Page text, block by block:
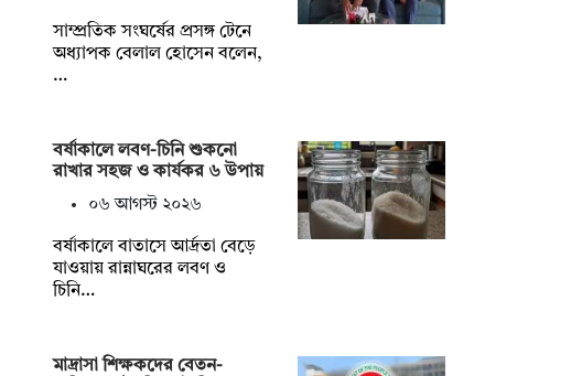
‎সাম্প্রতিক সংঘর্ষের প্রসঙ্গ টেনে
অধ্যাপক বেলাল হোসেন বলেন,
…
বর্ষাকালে লবণ-চিনি শুকনো
রাখার সহজ ও কার্যকর ৬ উপায়
০৬ আগস্ট ২০২৬
বর্ষাকালে বাতাসে আর্দ্রতা বেড়ে
যাওয়ায় রান্নাঘরের লবণ ও
চিনি…
মাদ্রাসা শিক্ষকদের বেতন-